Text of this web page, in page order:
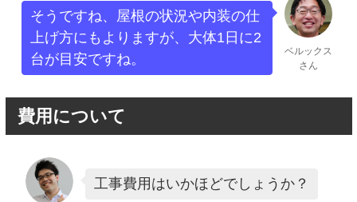
ベルックス
さん
そうですね、屋根の状況や内装の仕
上げ方にもよりますが、大体1日に2
台が目安ですね。
費用について
工事費用はいかほどでしょうか？